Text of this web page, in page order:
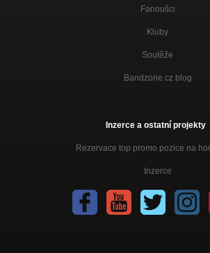
Fanoušci
Kluby
Soutěže
Bandzone.cz blog
Inzerce a ostatní projekty
Rezervace top promo pozice na
Inzerce